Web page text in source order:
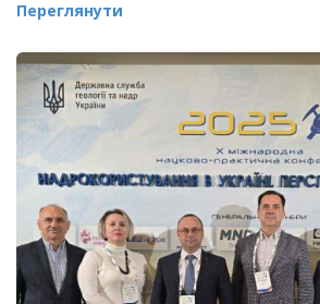
Переглянути